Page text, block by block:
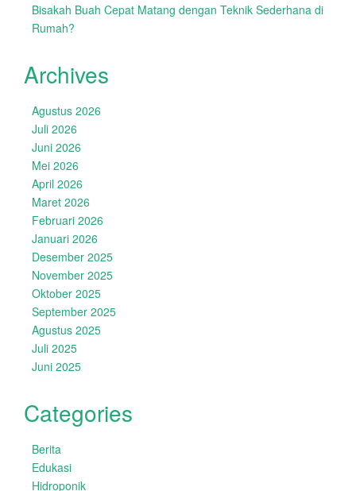
Bisakah Buah Cepat Matang dengan Teknik Sederhana di
Rumah?
Archives
Agustus 2026
Juli 2026
Juni 2026
Mei 2026
April 2026
Maret 2026
Februari 2026
Januari 2026
Desember 2025
November 2025
Oktober 2025
September 2025
Agustus 2025
Juli 2025
Juni 2025
Categories
Berita
Edukasi
Hidroponik